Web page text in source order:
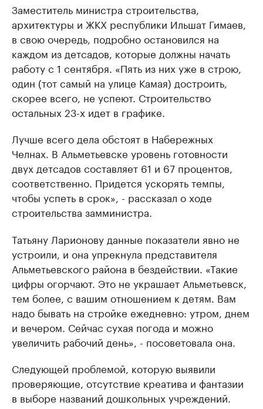
Заместитель министра строительства,
архитектуры и ЖКХ республики Ильшат Гимаев,
в свою очередь, подробно остановился на
каждом из детсадов, которые должны начать
работу с 1 сентября. «Пять из них уже в строю,
один (тот самый на улице Камая) достроить,
скорее всего, не успеют. Строительство
остальных 23-х идет в графике.
Лучше всего дела обстоят в Набережных
Челнах. В Альметьевске уровень готовности
двух детсадов составляет 61 и 67 процентов,
соответственно. Придется ускорять темпы,
чтобы успеть в срок», - рассказал о ходе
строительства замминистра.
Татьяну Ларионову данные показатели явно не
устроили, и она упрекнула представителя
Альметьевского района в бездействии. «Такие
цифры огорчают. Это не украшает Альметьевск,
тем более, с вашим отношением к детям. Вам
надо бывать на стройке ежедневно: утром, днем
и вечером. Сейчас сухая погода и можно
увеличить рабочий день», - посоветовала она.
Следующей проблемой, которую выявили
проверяющие, отсутствие креатива и фантазии
в выборе названий дошкольных учреждений.